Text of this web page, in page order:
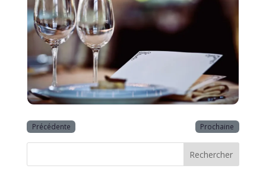
Précédente Prochaine
Rechercher